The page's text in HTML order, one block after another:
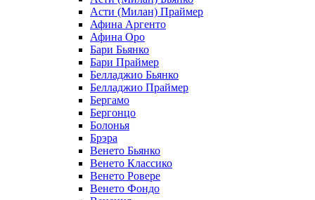
Асти (Милан) Праймер
Афина Аргенто
Афина Оро
Бари Бьянко
Бари Праймер
Белладжио Бьянко
Белладжио Праймер
Бергамо
Бергонцо
Болонья
Брэра
Венето Бьянко
Венето Классико
Венето Ровере
Венето Фондо